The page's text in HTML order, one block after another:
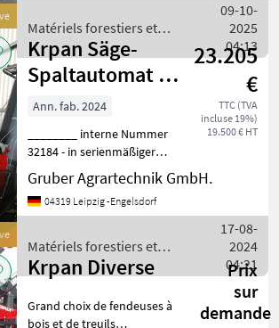
U/min 64 lt. Graugussp
Matériels forestiers et
matériels pour le travail du
bois / Krpan
09-10-
2025
04:13
Krpan Säge-
Spaltautomat CS
4218 pro
23.205
€
TTC (TVA
incluse 19%)
19.500 € HT
Ann. fab. 2024
________ interne Nummer
32184 - in serienmäßiger
Ausstattung - mit
Schnittlänge von 20, 25, 30,
33, 40 und 50 cm -
cm - Schwert und Kette
Husquv
Gruber Agrartechnik GmbH.
04319 Leipzig -Engelsdorf
Matériels forestiers et
matériels pour le travail du
bois / Krpan
17-08-
2024
04:21
Krpan Diverse
Prix
sur
demande
Grand choix de fendeuses à
bois et de treuils